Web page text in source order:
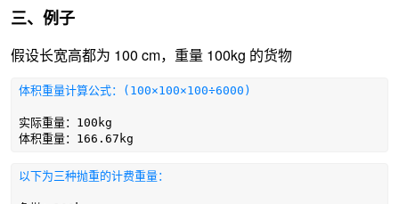
三、例子
假设长宽高都为 100 cm，重量 100kg 的货物
体积重量计算公式：(100×100×100÷6000)
实际重量：100kg
体积重量：166.67kg
以下为三种抛重的计费重量：